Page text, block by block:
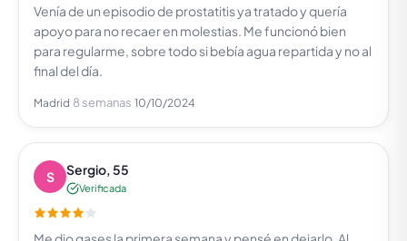
Venía de un episodio de prostatitis ya tratado y quería
apoyo para no recaer en molestias. Me funcionó bien
para regularme, sobre todo si bebía agua repartida y no al
final del día.
Madrid 8 semanas 10/10/2024
S Sergio, 55
Verificada